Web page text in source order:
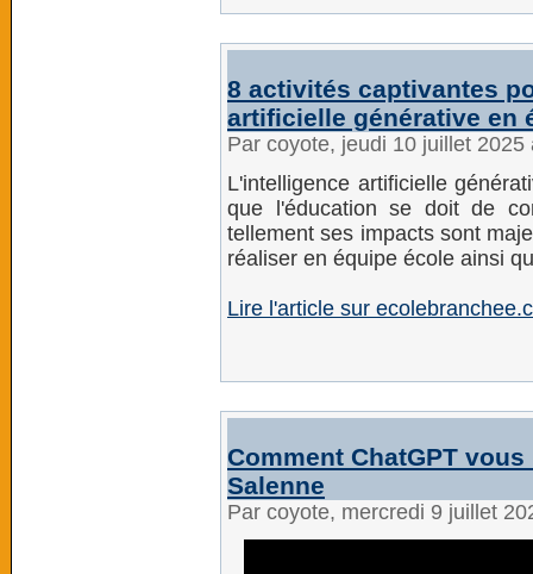
8 activités captivantes
artificielle générative en
Par coyote, jeudi 10 juillet
L'intelligence artificielle
que l'éducation se doit de
tellement ses impacts sont
réaliser en équipe école ainsi
Lire l'article sur
Comment ChatGPT
Salenne
Par coyote, mercredi 9 juillet